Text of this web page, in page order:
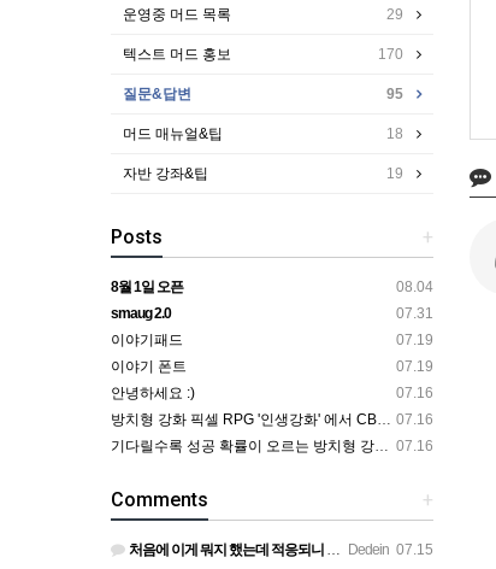
운영중 머드 목록 29
텍스트 머드 홍보 170
질문&답변 95
머드 매뉴얼&팁 18
자반 강좌&팁 19
+
Posts
08.04
8월 1일 오픈
07.31
smaug 2.0
07.19
이야기패드
07.19
이야기 폰트
07.16
안녕하세요 :)
07.16
방치형 강화 픽셀 RPG '인생강화' 에서 CBT 인원을 모집합니다.
07.16
기다릴수록 성공 확률이 오르는 방치형 강화 RPG — 인생강화 ※8월 초 오픈 예정 (현재 CBT 중)
+
Comments
Dedein 07.15
처음에 이게 뭐지 했는데 적응되니 할만하네요 정보가 없긴하지만 게밍 안에 게시판 에서 하나씩 찾아보면은 그래…